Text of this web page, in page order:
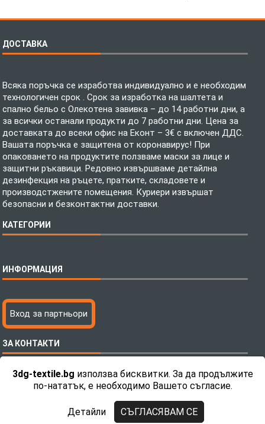
3dg-textile.bg използва бисквитки. За да продължите
по-нататък, е необходимо Вашето съгласие.
Детайли СЪГЛАСЯВАМ СЕ
ДОСТАВКА
Всяка поръчка се изработва индивидуално и е необходим
технологичен срок . Срок за изработка на шалтета и
спално бельо с Олекотена завивка – до 14 работни дни, а
за всички останали продукти до 7 работни дни. Цена за
доставката до всеки офис на Еконт – 3€ с включен ДДС.
Вашата поръчка е защитена от коронавирус! При
опаковането на продуктите ползваме маски за лице и
защитни ръкавици. Редовно извършваме детайлна
дезинфекция на ръцете, пратките, складовете и
производстжените помещения. Куриери извършат
безопасни и безконтактни доставки.
КАТЕГОРИИ
Бебешки спални комплекти
Тениски с пълноцветен печат
Хавлиени кърпи
Пончо за водни спортове
Микрофибърни Велурени Кърпи
Детски пончота
ИНФОРМАЦИЯ
Технология на печатане
Файлове за печат
Как да поръчам?
С какво сме различни?
Контакти
Политика за поверителност
Вход за партньори
ЗА КОНТАКТИ
Телефон:0892 26 04 34 / 0896 57 42 42